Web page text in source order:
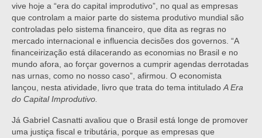
vive hoje a “era do capital improdutivo”, no qual as empresas
que controlam a maior parte do sistema produtivo mundial são
controladas pelo sistema financeiro, que dita as regras no
mercado internacional e influencia decisões dos governos. “A
financeirização está dilacerando as economias no Brasil e no
mundo afora, ao forçar governos a cumprir agendas derrotadas
nas urnas, como no nosso caso”, afirmou. O economista
lançou, nesta atividade, livro que trata do tema intituladoA Era
do Capital Improdutivo.
Já Gabriel Casnatti avaliou que o Brasil está longe de promover
uma justiça fiscal e tributária, porque as empresas que